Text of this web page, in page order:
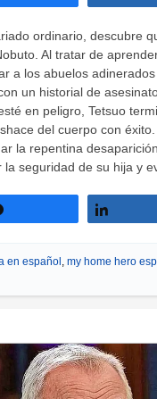
ordinario, descubre
Al tratar de
a los abuelos
un historial de
en peligro, Tetsuo
del cuerpo con
la repentina
seguridad de su hija y
en español , my home hero